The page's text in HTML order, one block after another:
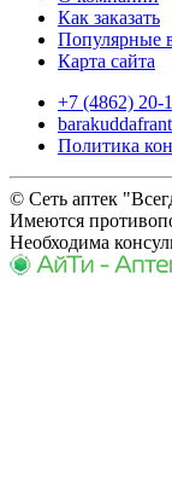
Как заказать
Популярные
Карта сайта
+7 (4862) 20-
Политика
© Сеть аптек
Имеются
Необходима